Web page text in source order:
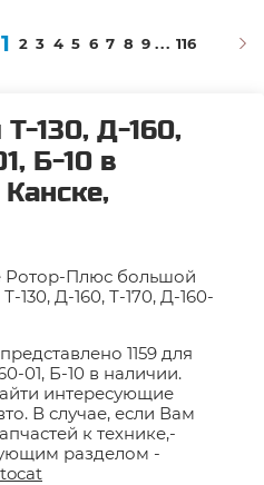
1 2 3 4 5 6 7 8 9 ... 116
130, Д-160,
Б-10 в
Ротор-Плюс большой
130, Д-160, Т-170, Д-160-
1159 для
01, Б-10 в наличии.
интересующие
В случае, если Вам
к технике,-
разделом -